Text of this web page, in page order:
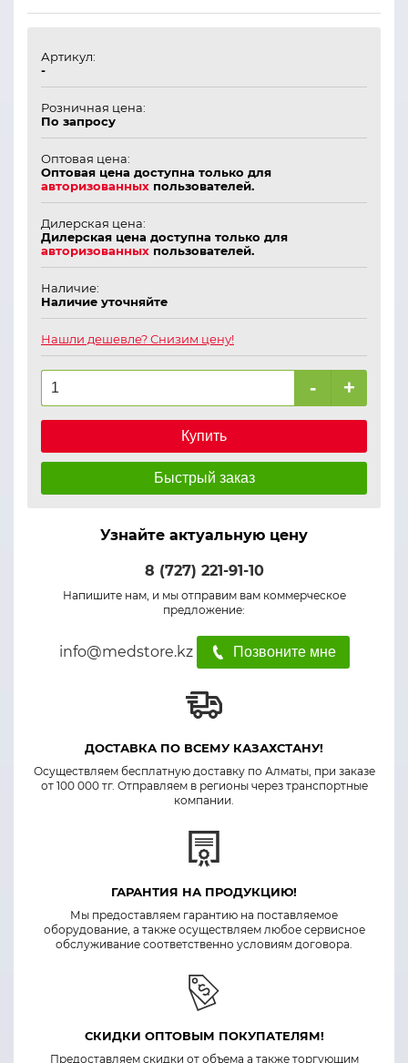
Артикул:
-
Розничная цена:
По запросу
Оптовая цена:
Оптовая цена доступна только для
авторизованных пользователей.
Дилерская цена:
Дилерская цена доступна только для
авторизованных пользователей.
Наличие:
Наличие уточняйте
Нашли дешевле? Снизим цену!
- +
Купить
Быстрый заказ
Узнайте актуальную цену
8 (727) 221-91-10
Напишите нам, и мы отправим вам коммерческое
предложение:
info@medstore.kz Позвоните мне
ДОСТАВКА ПО ВСЕМУ КАЗАХСТАНУ!
Осуществляем бесплатную доставку по Алматы, при заказе
от 100 000 тг. Отправляем в регионы через транспортные
компании.
ГАРАНТИЯ НА ПРОДУКЦИЮ!
Мы предоставляем гарантию на поставляемое
оборудование, а также осуществляем любое сервисное
обслуживание соответственно условиям договора.
СКИДКИ ОПТОВЫМ ПОКУПАТЕЛЯМ!
Предоставляем скидки от объема а также торгующим